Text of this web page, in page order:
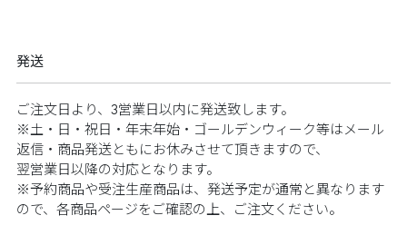
発送
ご注文日より、3営業日以内に発送致します。​
※土・日・祝日・年末年始・ゴールデンウィーク等はメール
返信・商品発送ともにお休みさせて頂きますので、​​
翌営業日以降の対応となります。​​
※予約商品や受注生産商品は、発送予定が通常と異なります
ので、各商品ページをご確認の上、ご注文ください。​​